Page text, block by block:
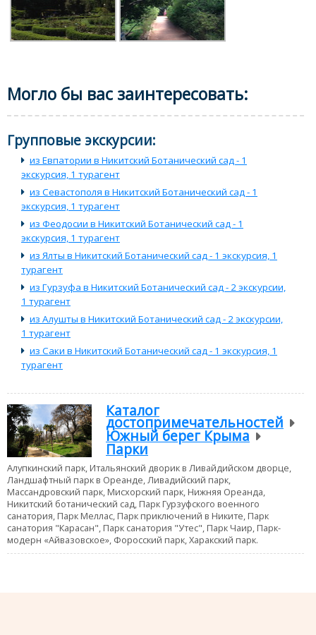
Могло бы вас заинтересовать:
Групповые экскурсии:
из Евпатории в Никитский Ботанический сад - 1
экскурсия, 1 турагент
из Севастополя в Никитский Ботанический сад - 1
экскурсия, 1 турагент
из Феодосии в Никитский Ботанический сад - 1
экскурсия, 1 турагент
из Ялты в Никитский Ботанический сад - 1 экскурсия, 1
турагент
из Гурзуфа в Никитский Ботанический сад - 2 экскурсии,
1 турагент
из Алушты в Никитский Ботанический сад - 2 экскурсии,
1 турагент
из Саки в Никитский Ботанический сад - 1 экскурсия, 1
турагент
Каталог
достопримечательностей
Южный берег Крыма
Парки
Алупкинский парк, Итальянский дворик в Ливайдийском дворце,
Ландшафтный парк в Ореанде, Ливадийский парк,
Массандровский парк, Мисхорский парк, Нижняя Ореанда,
Никитский ботанический сад, Парк Гурзуфского военного
санатория, Парк Меллас, Парк приключений в Никите, Парк
санатория "Карасан", Парк санатория "Утес", Парк Чаир, Парк-
модерн «Айвазовское», Форосский парк, Харакский парк.